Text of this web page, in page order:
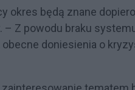
okres będą znane
– Z powodu braku
doniesienia o